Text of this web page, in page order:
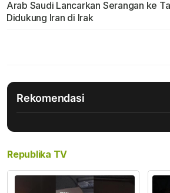
Arab Saudi Lancarkan Serangan ke
Didukung Iran di Irak
Rekomendasi
Republika TV